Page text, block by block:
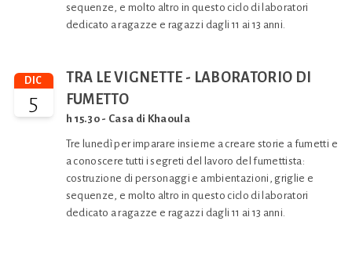
sequenze, e molto altro in questo ciclo di laboratori
dedicato a ragazze e ragazzi dagli 11 ai 13 anni.
DIC
5
TRA LE VIGNETTE - LABORATORIO DI
FUMETTO
h 15.30 - Casa di Khaoula
Tre lunedì per imparare insieme a creare storie a fumetti e
a conoscere tutti i segreti del lavoro del fumettista:
costruzione di personaggi e ambientazioni, griglie e
sequenze, e molto altro in questo ciclo di laboratori
dedicato a ragazze e ragazzi dagli 11 ai 13 anni.